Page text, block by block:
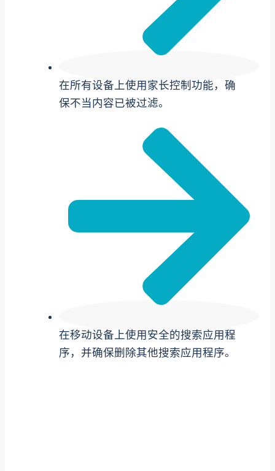
在所有设备上使用家长控制功能，确
保不当内容已被过滤。
在移动设备上使用安全的搜索应用程
序，并确保删除其他搜索应用程序。